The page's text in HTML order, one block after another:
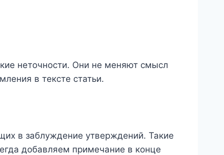
неточности. Они не меняют смысл
в тексте статьи.
в заблуждение утверждений. Такие
добавляем примечание в конце